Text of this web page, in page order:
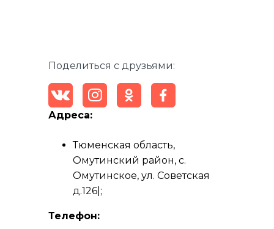
Поделиться с друзьями:
Адреса:
Тюменская область,
Омутинский район, с.
Омутинское, ул. Советская
д.126|;
Телефон: